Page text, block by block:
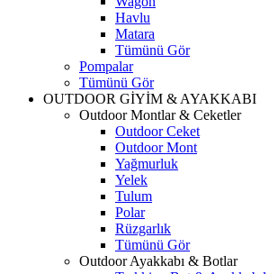
Havlu
Matara
Tümünü Gör
Pompalar
Tümünü Gör
OUTDOOR GİYİM & AYAKKABI
Outdoor Montlar & Ceketler
Outdoor Ceket
Outdoor Mont
Yağmurluk
Yelek
Tulum
Polar
Rüzgarlık
Tümünü Gör
Outdoor Ayakkabı & Botlar